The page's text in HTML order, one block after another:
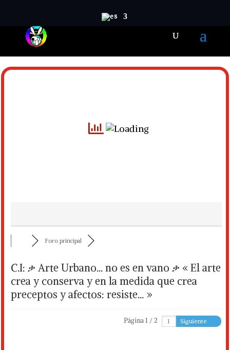
Foro principal
C.I: ቃ Arte Urbano... no es en vano ቃ « El arte
crea y conserva y en la medida que crea
preceptos y afectos: resiste... »
Página 1 / 2 Siguiente